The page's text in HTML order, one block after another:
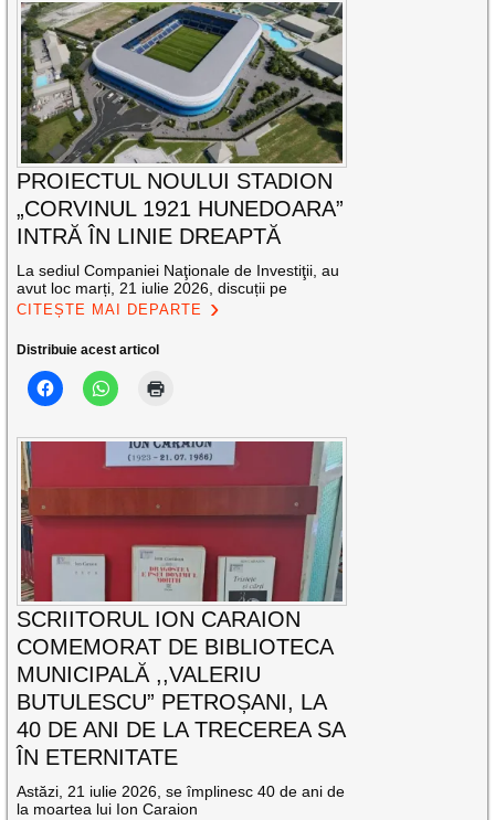
PROIECTUL NOULUI STADION
„CORVINUL 1921 HUNEDOARA”
INTRĂ ÎN LINIE DREAPTĂ
La sediul Companiei Naţionale de Investiţii, au
avut loc marți, 21 iulie 2026, discuții pe
CITEȘTE MAI DEPARTE
Distribuie acest articol
SCRIITORUL ION CARAION
COMEMORAT DE BIBLIOTECA
MUNICIPALĂ ,,VALERIU
BUTULESCU” PETROȘANI, LA
40 DE ANI DE LA TRECEREA SA
ÎN ETERNITATE
Astăzi, 21 iulie 2026, se împlinesc 40 de ani de
la moartea lui Ion Caraion